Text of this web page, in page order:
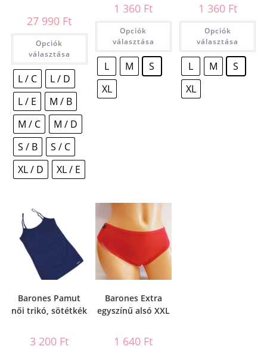
27 990 Ft
Opciók
választása
L / C
L / D
L / E
M / B
M / C
M / D
S / B
S / C
XL / D
XL / E
1 360 Ft
Opciók
választása
L M
S
XL
1 360 Ft
Opciók
választása
L M
S
XL
Barones Pamut
női trikó, sötétkék
3 200 Ft
Barones Extra
egyszínű alsó XXL
1 640 Ft